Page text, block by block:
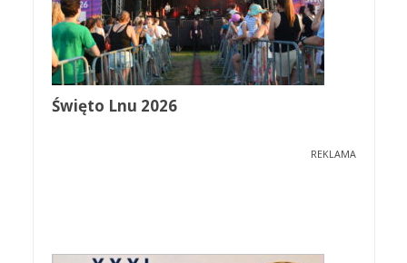
Święto Lnu 2026
REKLAMA